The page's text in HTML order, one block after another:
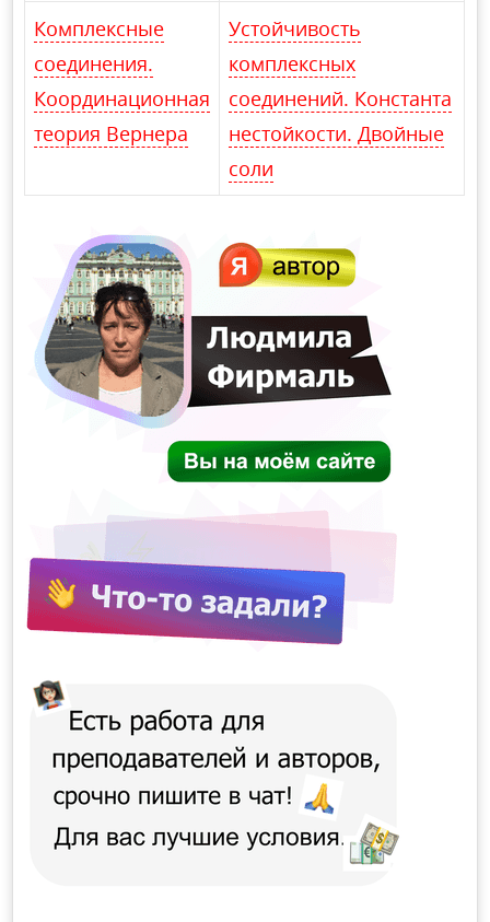
Комплексные
соединения.
Координационная
теория Вернера
Устойчивость
комплексных
соединений. Константа
нестойкости. Двойные
соли